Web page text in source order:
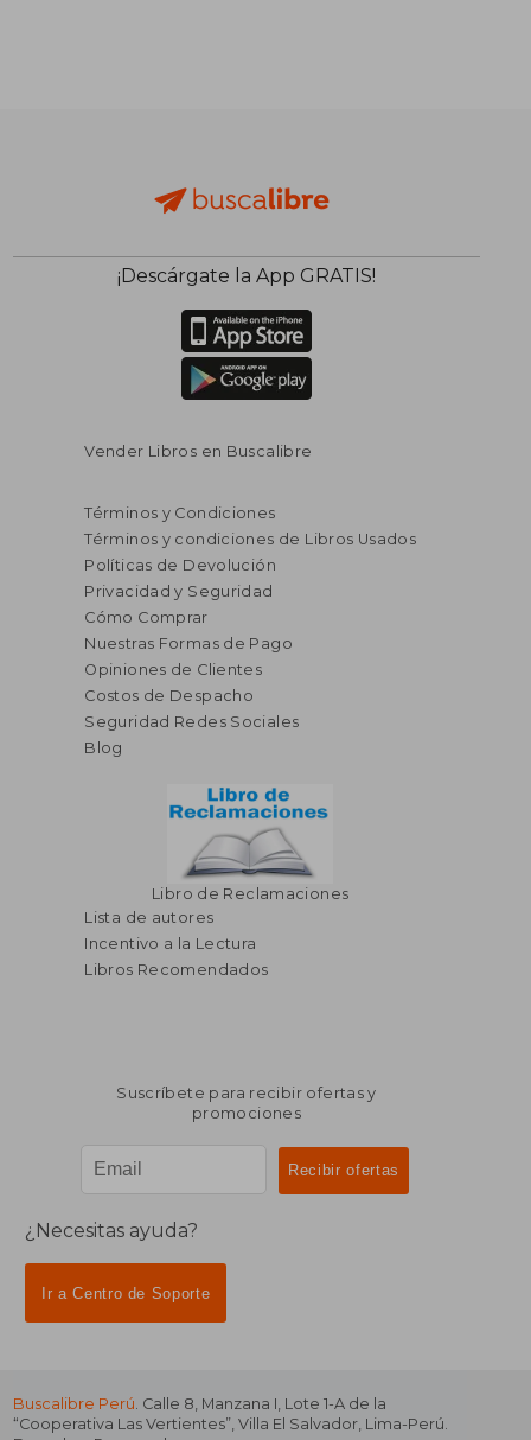
¡Descárgate la App GRATIS!
Vender Libros en Buscalibre
Términos y Condiciones
Términos y condiciones de Libros Usados
Políticas de Devolución
Privacidad y Seguridad
Cómo Comprar
Nuestras Formas de Pago
Opiniones de Clientes
Costos de Despacho
Seguridad Redes Sociales
Blog
Libro de Reclamaciones
Lista de autores
Incentivo a la Lectura
Libros Recomendados
Suscríbete para recibir ofertas y
promociones
¿Necesitas ayuda?
Ir a Centro de Soporte
Buscalibre Perú. Calle 8, Manzana I, Lote 1-A de la
“Cooperativa Las Vertientes”, Villa El Salvador, Lima-Perú.